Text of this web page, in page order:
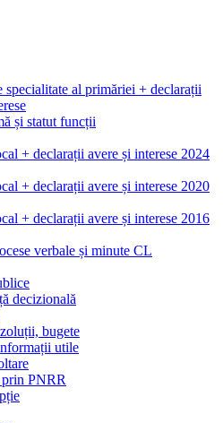
specialitate al primăriei + declarații
și statut funcții
+ declarații avere și interese 2024
+ declarații avere și interese 2020
+ declarații avere și interese 2016
verbale și minute CL
decizională
bugete
utile
prin PNRR